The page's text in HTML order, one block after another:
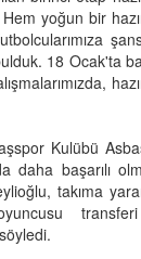
yoğun bir
18 Ocak'ta
Kulübü
daha başarılı
takıma